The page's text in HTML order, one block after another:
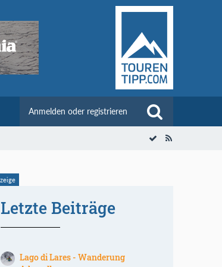
Anmelden oder registrieren
Letzte Beiträge
Lago di Lares - Wanderung